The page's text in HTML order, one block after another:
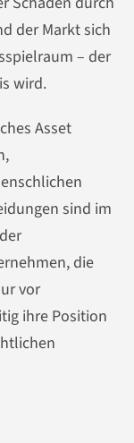
der Markt sich
– der
wird.
Asset
sind im
die
vor
ihre Position